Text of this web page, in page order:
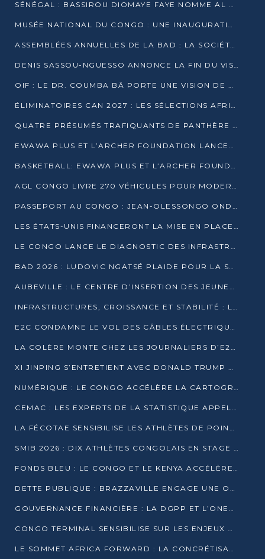
SÉNÉGAL : BASSIROU DIOMAYE FAYE NOMME AL AMINOU LÔ PREMIER MINISTRE
MUSÉE NATIONAL DU CONGO : UNE INAUGURATION PORTEUSE D’ESPOIR POUR LA CULTURE
ASSEMBLÉES ANNUELLES DE LA BAD : LA SOCIÉTÉ CIVILE CONGOLAISE À LA RECHERCHE DE PARTENAIRES POUR SES PROJETS
DENIS SASSOU-NGUESSO ANNONCE LA FIN DU VISA POUR LES AFRICAINS EN 2027
OIF : LE DR. COUMBA BÂ PORTE UNE VISION DE DIALOGUE, DE STABILITÉ ET DE RÉFORME À LA TÊTE
ÉLIMINATOIRES CAN 2027 : LES SÉLECTIONS AFRICAINES CONNAISSENT LEURS ADVERSAIRES
QUATRE PRÉSUMÉS TRAFIQUANTS DE PANTHÈRE ARRÊTÉS À EWO
EWAWA PLUS ET L’ARCHER FOUNDATION LANCENT UN CAMP DE BASKET POUR LES JEUNES À BRAZZAVILLE
BASKETBALL: EWAWA PLUS ET L’ARCHER FOUNDATION LANCENT UN CAMP POUR LES JEUNES
AGL CONGO LIVRE 270 VÉHICULES POUR MODERNISER LE TRANSPORT URBAIN
PASSEPORT AU CONGO : JEAN-OLESSONGO ONDAYE VEUT METTRE FIN AUX LENTEURS ADMINISTRATIVES
LES ÉTATS-UNIS FINANCERONT LA MISE EN PLACE DE JUSQU’À 50 CLINIQUES DE LUTTE CONTRE L’EBOLA
LE CONGO LANCE LE DIAGNOSTIC DES INFRASTRUCTURES SPORTIVES DU COMPLEXE DE KINTÉLÉ
BAD 2026 : LUDOVIC NGATSÉ PLAIDE POUR LA SOUVERAINETÉ FINANCIÈRE AFRICAINE
AUBEVILLE : LE CENTRE D’INSERTION DES JEUNES PRÊT À OUVRIR SES PORTES
INFRASTRUCTURES, CROISSANCE ET STABILITÉ : LA GUINÉE AFFÛTE SES AMBITIONS
E2C CONDAMNE LE VOL DES CÂBLES ÉLECTRIQUES APRÈS UNE VIDÉO VIRALE
LA COLÈRE MONTE CHEZ LES JOURNALIERS D’E2C QUI DÉNONCENT 20 ANS DE PRÉCARITÉ
XI JINPING S’ENTRETIENT AVEC DONALD TRUMP À BEIJING
NUMÉRIQUE : LE CONGO ACCÉLÈRE LA CARTOGRAPHIE DE SES INFRASTRUCTURES DIGITALES
CEMAC : LES EXPERTS DE LA STATISTIQUE APPELLENT À RENFORCER LA SÉCURISATION DES DONNÉES
LA FÉCOTAE SENSIBILISE LES ATHLÈTES DE POINTE-NOIRE À L’HYGIÈNE ALIMENTA
SMIB 2026 : DIX ATHLÈTES CONGOLAIS EN STAGE AU KENYA
FONDS BLEU : LE CONGO ET LE KENYA ACCÉLÈRENT LA MOBILISATION DES FINANCEMENTS
DETTE PUBLIQUE : BRAZZAVILLE ENGAGE UNE OPÉRATION DE RACHAT DE 575 MILLIONS DE DOLLARS
GOUVERNANCE FINANCIÈRE : LA DGPP ET L’ONEC-C VERS UN PARTENARIAT POUR ASSAINIR LES ENTREPRISES PUBLIQUES
CONGO TERMINAL SENSIBILISE SUR LES ENJEUX DE LA SANTÉ MENTALE EN
LE SOMMET AFRICA FORWARD : LA CONCRÉTISATION DE PARTENARIATS ÉQUILIBRÉS ET TOURNÉS VERS L’AVENIR ENTRE LE CONTINENT AFRICAIN ET LA FRANCE